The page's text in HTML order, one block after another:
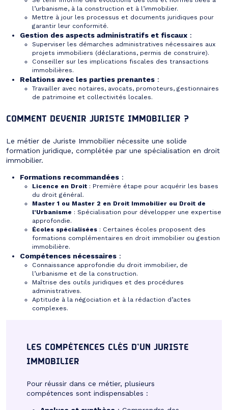
l’urbanisme, à la construction et à l’immobilier.
Mettre à jour les processus et documents juridiques pour
garantir leur conformité.
Gestion des aspects administratifs et fiscaux :
Superviser les démarches administratives nécessaires aux
projets immobiliers (déclarations, permis de construire).
Conseiller sur les implications fiscales des transactions
immobilières.
Relations avec les parties prenantes :
Travailler avec notaires, avocats, promoteurs, gestionnaires
de patrimoine et collectivités locales.
COMMENT DEVENIR JURISTE IMMOBILIER ?
Le métier de Juriste Immobilier nécessite une solide
formation juridique, complétée par une spécialisation en droit
immobilier.
Formations recommandées :
Licence en Droit : Première étape pour acquérir les bases
du droit général.
Master 1 ou Master 2 en Droit Immobilier ou Droit de
l’Urbanisme : Spécialisation pour développer une expertise
approfondie.
Écoles spécialisées : Certaines écoles proposent des
formations complémentaires en droit immobilier ou gestion
immobilière.
Compétences nécessaires :
Connaissance approfondie du droit immobilier, de
l’urbanisme et de la construction.
Maîtrise des outils juridiques et des procédures
administratives.
Aptitude à la négociation et à la rédaction d’actes
complexes.
LES COMPÉTENCES CLÉS D’UN JURISTE
IMMOBILIER
Pour réussir dans ce métier, plusieurs
compétences sont indispensables :